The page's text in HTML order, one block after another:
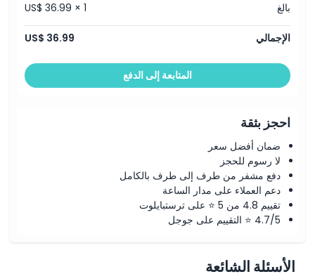
بالغ
US$ 36.99 × 1
الإجمالي US$ 36.99
المتابعة إلى الدفع
احجز بثقة
ضمان أفضل سعر
لا رسوم للحجز
دفع مشفر من طرف إلى طرف بالكامل
دعم العملاء على مدار الساعة
تقييم 4.8 من 5 ⭐ على ترستبايلوت
4.7/5 ⭐ التقييم على جوجل
الأسئلة الشائعة